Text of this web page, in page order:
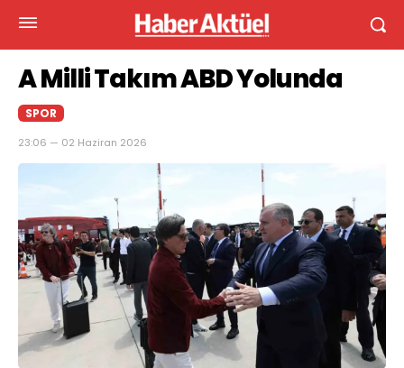
A Milli Takım ABD Yolunda
SPOR
23:06 — 02 Haziran 2026